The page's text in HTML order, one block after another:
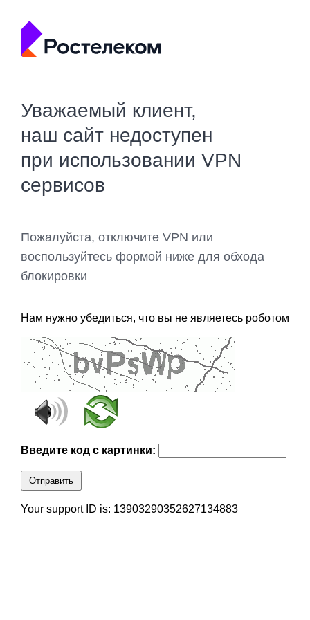
Уважаемый клиент,
наш сайт недоступен
при использовании VPN
сервисов
Пожалуйста, отключите VPN или
воспользуйтесь формой ниже для обхода
блокировки
Нам нужно убедиться, что вы не являетесь роботом
Введите код с картинки:
Отправить
Your support ID is: 13903290352627134883